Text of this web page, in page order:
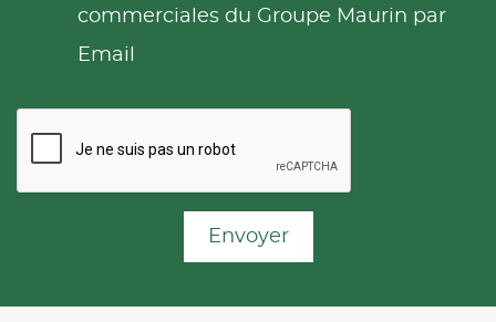
commerciales du Groupe Maurin par
Email
Envoyer